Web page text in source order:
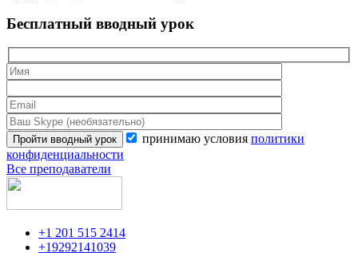
Бесплатный вводный урок
принимаю условия политики
конфиденциальности
Все преподаватели
+1 201 515 2414
+19292141039